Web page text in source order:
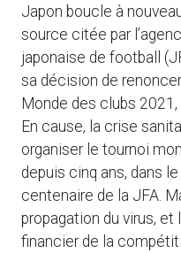
Japon boucle à
source citée par
japonaise de football
sa décision de
Monde des clubs
En cause, la crise
organiser le tournoi
depuis cinq ans, dans
centenaire de la JFA.
propagation du virus, et
financier de la